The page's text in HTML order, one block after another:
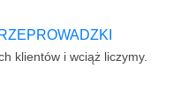
klientów i wciąż liczymy.